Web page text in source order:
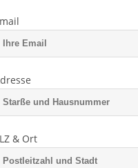
& Ort